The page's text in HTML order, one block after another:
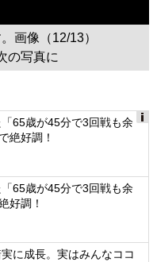
画像（12/13）
の写真に
65歳が45分で3回戦も余
絶好調！
65歳が45分で3回戦も余
好調！
に成長。実はみんなココ